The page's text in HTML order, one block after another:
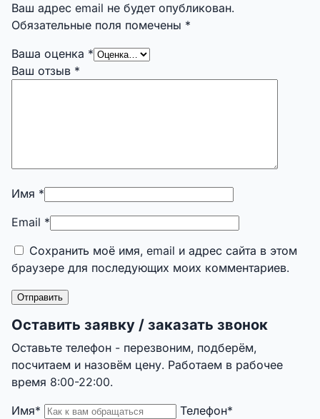
Ваш адрес email не будет опубликован.
Обязательные поля помечены *
Ваша оценка *
Ваш отзыв *
Имя *
Email *
Сохранить моё имя, email и адрес сайта в этом
браузере для последующих моих комментариев.
Оставить заявку / заказать звонок
Оставьте телефон - перезвоним, подберём,
посчитаем и назовём цену. Работаем в рабочее
время 8:00-22:00.
Имя*
Телефон*